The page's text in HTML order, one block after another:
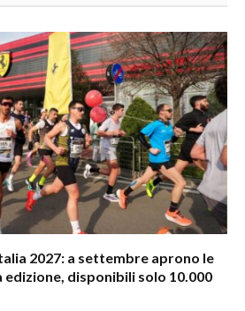
2027: a settembre aprono le
disponibili solo 10.000